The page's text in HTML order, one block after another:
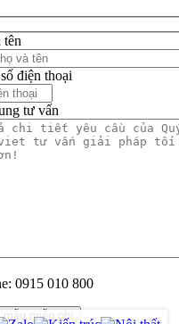
tên
điện thoại
tư vấn
0915 010 800